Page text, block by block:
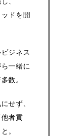
ドを開
ジネス
一緒に
数。
せず、
他者貢
。